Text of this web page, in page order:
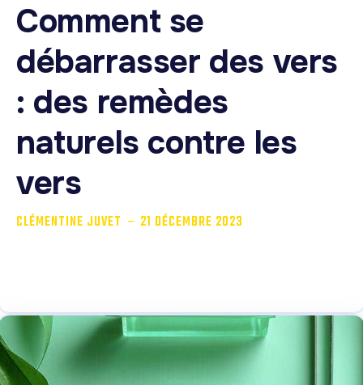
Comment se
débarrasser des vers
: des remèdes
naturels contre les
vers
CLÉMENTINE JUVET - 21 DÉCEMBRE 2023